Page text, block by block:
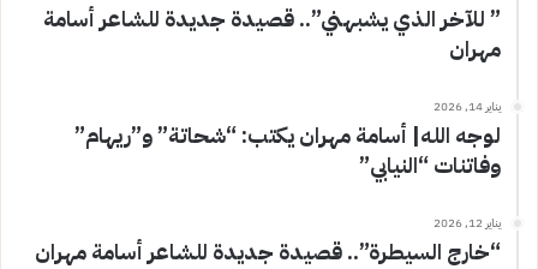
” للآخر الذي يشبهني”.. قصيدة جديدة للشاعر أسامة
مهران
يناير 14, 2026
لوجه الله| أسامة مهران يكتب: “شحاتة” و”ريهام”
وفاتنات “النيابي”
يناير 12, 2026
“خارج السيطرة”.. قصيدة جديدة للشاعر أسامة مهران